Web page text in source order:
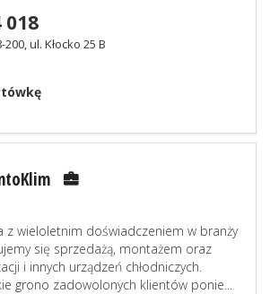
018
ul. Kłocko 25 B
z wieloletnim doświadczeniem w branży
się sprzedażą, montażem oraz
i innych urządzeń chłodniczych.
grono zadowolonych klientów ponie...